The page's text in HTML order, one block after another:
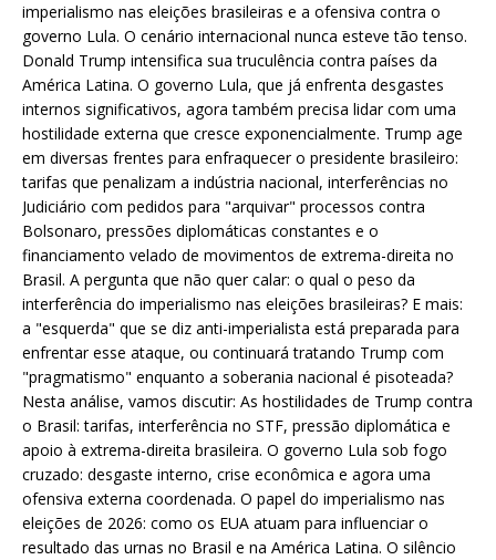
imperialismo nas eleições brasileiras e a ofensiva contra o
governo Lula. O cenário internacional nunca esteve tão tenso.
Donald Trump intensifica sua truculência contra países da
América Latina. O governo Lula, que já enfrenta desgastes
internos significativos, agora também precisa lidar com uma
hostilidade externa que cresce exponencialmente. Trump age
em diversas frentes para enfraquecer o presidente brasileiro:
tarifas que penalizam a indústria nacional, interferências no
Judiciário com pedidos para "arquivar" processos contra
Bolsonaro, pressões diplomáticas constantes e o
financiamento velado de movimentos de extrema-direita no
Brasil. A pergunta que não quer calar: o qual o peso da
interferência do imperialismo nas eleições brasileiras? E mais:
a "esquerda" que se diz anti-imperialista está preparada para
enfrentar esse ataque, ou continuará tratando Trump com
"pragmatismo" enquanto a soberania nacional é pisoteada?
Nesta análise, vamos discutir: As hostilidades de Trump contra
o Brasil: tarifas, interferência no STF, pressão diplomática e
apoio à extrema-direita brasileira. O governo Lula sob fogo
cruzado: desgaste interno, crise econômica e agora uma
ofensiva externa coordenada. O papel do imperialismo nas
eleições de 2026: como os EUA atuam para influenciar o
resultado das urnas no Brasil e na América Latina. O silêncio